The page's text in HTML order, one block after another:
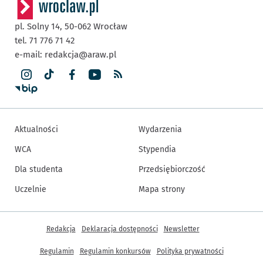
pl. Solny 14, 50-062 Wrocław
tel. 71 776 71 42
e-mail: redakcja@araw.pl
Aktualności
WCA
Dla studenta
Uczelnie
Wydarzenia
Stypendia
Przedsiębiorczość
Mapa strony
Inne informacje
Redakcja Deklaracja dostępności Newsletter
Regulamin Regulamin konkursów Polityka prywatności